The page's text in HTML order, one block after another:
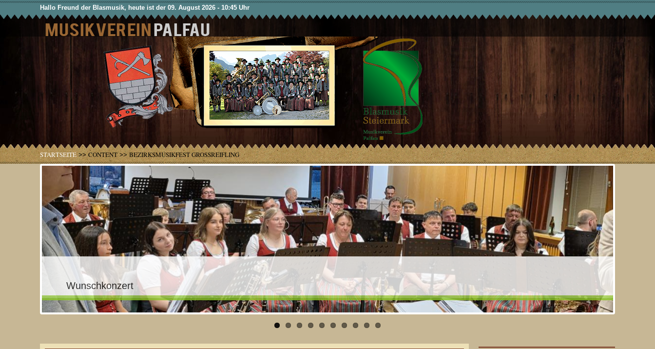
Inhalt
Hallo Freund der Blasmusik, heute ist der 09. August 2026 - 10:45 Uhr
STARTSEITE >> CONTENT >> BEZIRKSMUSIKFEST GROSSREIFLING
Wunschkonzert
Feuerwehrfest Altenmarkt
Weckruf
Fasching
Stocktunier der Landler Musikkapellen
Probenworkshop
Musikausflug nach Innsbruck
Jubiläumsfest Unterlaussa
Musikfest Palfau
Jungmusikerlager